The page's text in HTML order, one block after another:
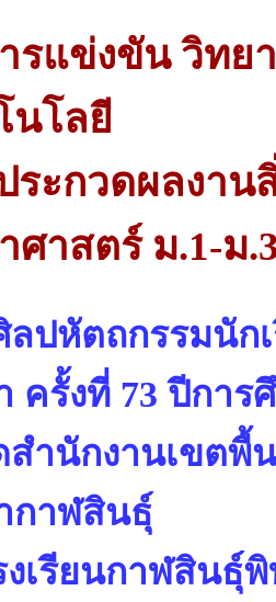
รแข่งขัน วิทย
นโลยี
ระกวดผลงาน
ศาสตร์ ม.1-ม
ลปหัตถกรรมนัก
ครั้งที่ 73 ปีการ
สำนักงานเขตพื้
กาฬสินธุ์
เรียนกาฬสินธุ์พิ